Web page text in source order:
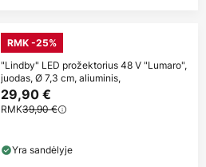
RMK -25%
"Lindby" LED prožektorius 48 V "Lumaro",
juodas, Ø 7,3 cm, aliuminis,
29,90 €
RMK39,90 €
Yra sandėlyje